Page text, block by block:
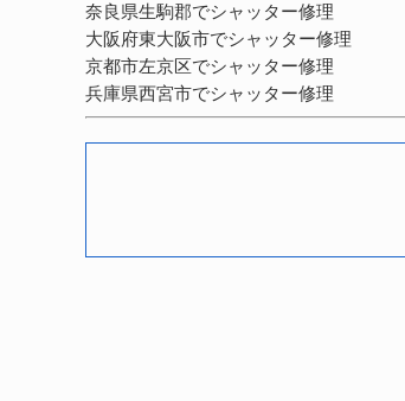
奈良県生駒郡でシャッター修理
大阪府東大阪市でシャッター修理
京都市左京区でシャッター修理
兵庫県西宮市でシャッター修理